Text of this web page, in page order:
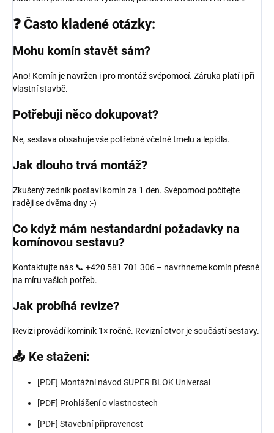
❓ Často kladené otázky:
Mohu komín stavět sám?
Ano! Komín je navržen i pro montáž svépomocí. Záruka platí i při
vlastní stavbě.
Potřebuji něco dokupovat?
Ne, sestava obsahuje vše potřebné včetně tmelu a lepidla.
Jak dlouho trvá montáž?
Zkušený zedník postaví komín za 1 den. Svépomocí počítejte
raději se dvěma dny :-)
Co když mám nestandardní požadavky na
komínovou sestavu?
Kontaktujte nás 📞 +420 581 701 306 – navrhneme komín přesně
na míru vašich potřeb.
Jak probíhá revize?
Revizi provádí kominík 1× ročně. Revizní otvor je součástí sestavy.
📥 Ke stažení:
[PDF] Montážní návod SUPER BLOK Universal
[PDF] Prohlášení o vlastnostech
[PDF] Stavební připravenost